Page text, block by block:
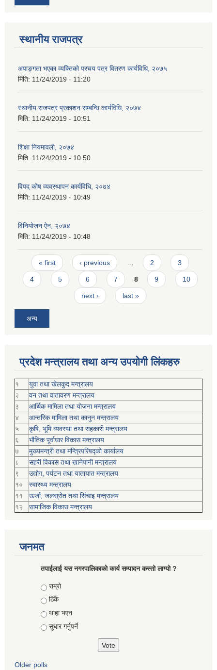
स्थानीय राजपत्र
अपाङ्गता भएका व्यक्तिको परचय पत्र वितरण कार्यविधि, २०७५
मिति: 11/24/2019 - 11:20
स्थानीय राजपत्र प्रकाशन सम्बन्धि कार्यविधि, २०७४
मिति: 11/24/2019 - 10:51
शिक्षा नियमावली, २०७४
मिति: 11/24/2019 - 10:50
विपद् कोष व्यवस्थापन कार्यविधि, २०७४
मिति: 11/24/2019 - 10:49
विनियोजन ऐन, २०७४
मिति: 11/24/2019 - 10:48
Pages
« first ‹ previous … 2 3
4 5 6 7 8 9 10
next › last »
अन्य
प्रदेश मन्त्रालय तथा अन्य उपयोगी लिंकहरु
१
युवा तथा खेलकुद मन्त्रालय
२
वन तथा वातावरण मन्त्रालय
३
आर्थिक मामिला तथा योजना मन्त्रालय
४
आन्तरिक मामिला तथा कानुन मन्त्रालय
५
कृषि, भूमि व्यवस्था तथा सहकारी मन्त्रालय
६
भौतिक पूर्वाधार विकास मन्त्रालय
७
मुख्यमन्त्री तथा मन्त्रिपरिषद्को कार्यालय
८
सहरी विकास तथा खानेपानी मन्त्रालय
९
उद्योग, पर्यटन तथा यातायात मन्त्रालय
१०
स्वास्थ्य मन्त्रालय
११
ऊर्जा, जलस्रोत तथा सिंचाइ मन्त्रालय
१२
सामाजिक विकास मन्‍‍त्रालय
जनमत
तपाईलाई यस नगरपालिकाको कार्य सम्पादन कस्तो लाग्यो ?
Choices
राम्रो
ठिकै
थाहा भएन
सुधार गर्नुपर्ने
Older polls